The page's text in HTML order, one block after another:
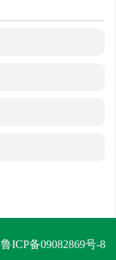
鲁ICP备09082869号-8